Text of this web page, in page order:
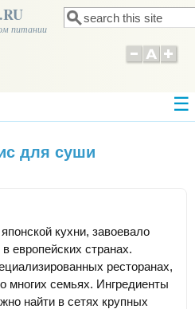
питании Форма поиска
Поиск
для суши
кухни, завоевало
европейских странах.
ресторанах,
многих семьях. Ингредиенты
найти в сетях крупных